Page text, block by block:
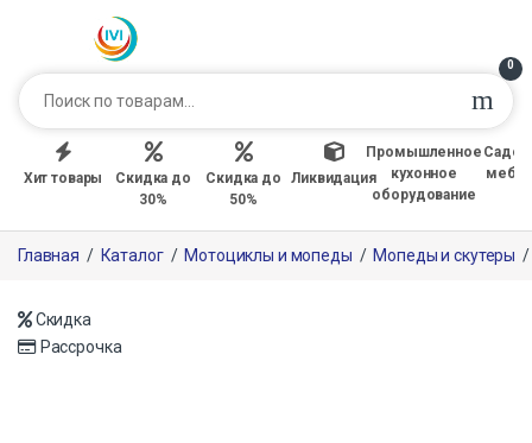
0
Хит товары
Скидка до
30%
Скидка до
50%
Ликвидация
Промышленное
кухонное
оборудование
Главная / Каталог / Мотоциклы и мопеды / Мопеды и скутеры /
Скидка
Рассрочка